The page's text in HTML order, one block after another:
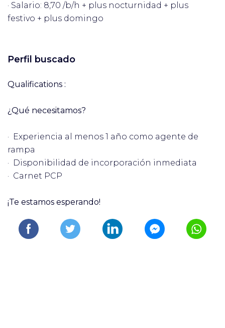
· Salario: 8,70 /b/h + plus nocturnidad + plus
festivo + plus domingo
Perfil buscado
Qualifications :
¿Qué necesitamos?
· Experiencia al menos 1 año como agente de
rampa
· Disponibilidad de incorporación inmediata
· Carnet PCP
¡Te estamos esperando!